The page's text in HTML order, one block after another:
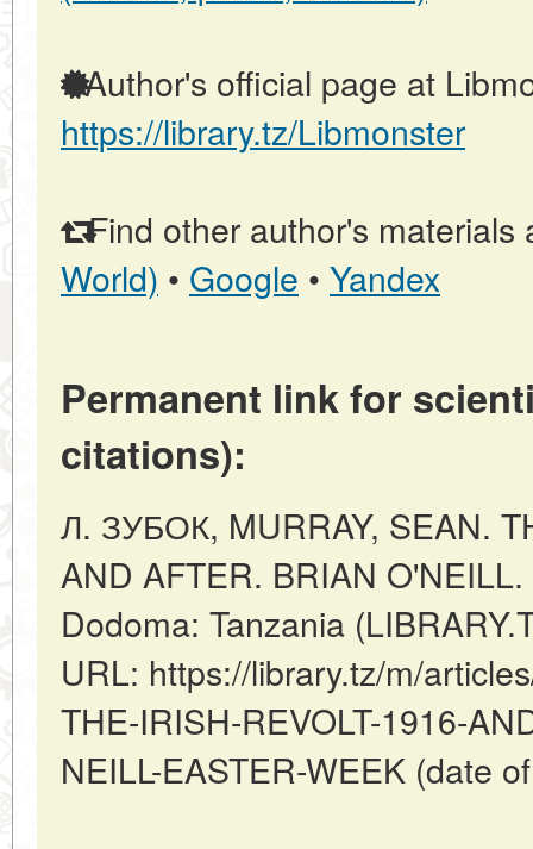
Author's official page at
https://library.tz/Libmonster
Find other author's materials
World) • Google • Yandex
Permanent link for
citations):
Л. ЗУБОК, MURRAY, SEAN.
AND AFTER. BRIAN
Dodoma: Tanzania
URL: https://library.tz/m/
THE-IRISH-REVOLT-1916-
NEILL-EASTER-WEEK (date